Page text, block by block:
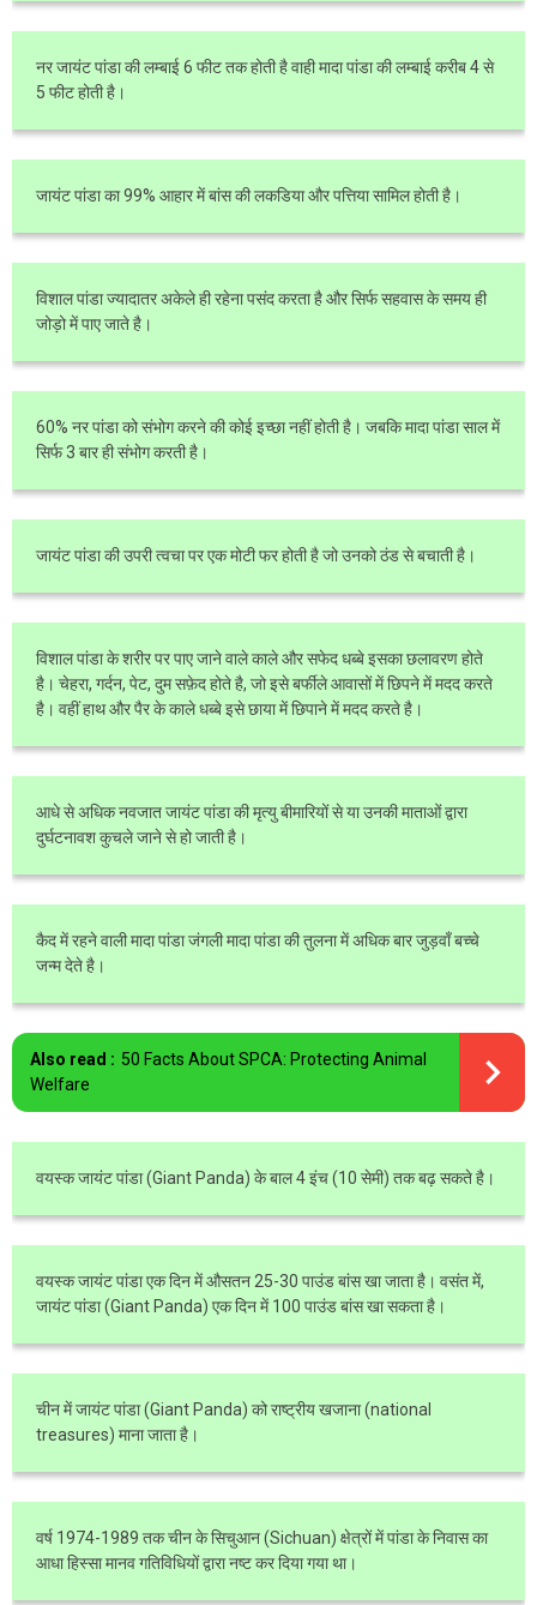
नर जायंट पांडा की लम्बाई 6 फीट तक होती है वाही मादा पांडा की लम्बाई करीब 4 से
5 फीट होती है।
जायंट पांडा का 99% आहार में बांस की लकडिया और पत्तिया सामिल होती है।
विशाल पांडा ज्यादातर अकेले ही रहेना पसंद करता है और सिर्फ सहवास के समय ही
जोड़ो में पाए जाते है।
60% नर पांडा को संभोग करने की कोई इच्छा नहीं होती है। जबकि मादा पांडा साल में
सिर्फ 3 बार ही संभोग करती है।
जायंट पांडा की उपरी त्वचा पर एक मोटी फर होती है जो उनको ठंड से बचाती है।
विशाल पांडा के शरीर पर पाए जाने वाले काले और सफेद धब्बे इसका छलावरण होते
है। चेहरा, गर्दन, पेट, दुम सफ़ेद होते है, जो इसे बर्फीले आवासों में छिपने में मदद करते
है। वहीं हाथ और पैर के काले धब्बे इसे छाया में छिपाने में मदद करते है।
आधे से अधिक नवजात जायंट पांडा की मृत्यु बीमारियों से या उनकी माताओं द्वारा
दुर्घटनावश कुचले जाने से हो जाती है।
कैद में रहने वाली मादा पांडा जंगली मादा पांडा की तुलना में अधिक बार जुड़वाँ बच्चे
जन्म देते है।
Also read : 50 Facts About SPCA: Protecting Animal
Welfare
वयस्क जायंट पांडा (Giant Panda) के बाल 4 इंच (10 सेमी) तक बढ़ सकते है।
वयस्क जायंट पांडा एक दिन में औसतन 25-30 पाउंड बांस खा जाता है। वसंत में,
जायंट पांडा (Giant Panda) एक दिन में 100 पाउंड बांस खा सकता है।
चीन में जायंट पांडा (Giant Panda) को राष्ट्रीय खजाना (national
treasures) माना जाता है।
वर्ष 1974-1989 तक चीन के सिचुआन (Sichuan) क्षेत्रों में पांडा के निवास का
आधा हिस्सा मानव गतिविधियों द्वारा नष्ट कर दिया गया था।